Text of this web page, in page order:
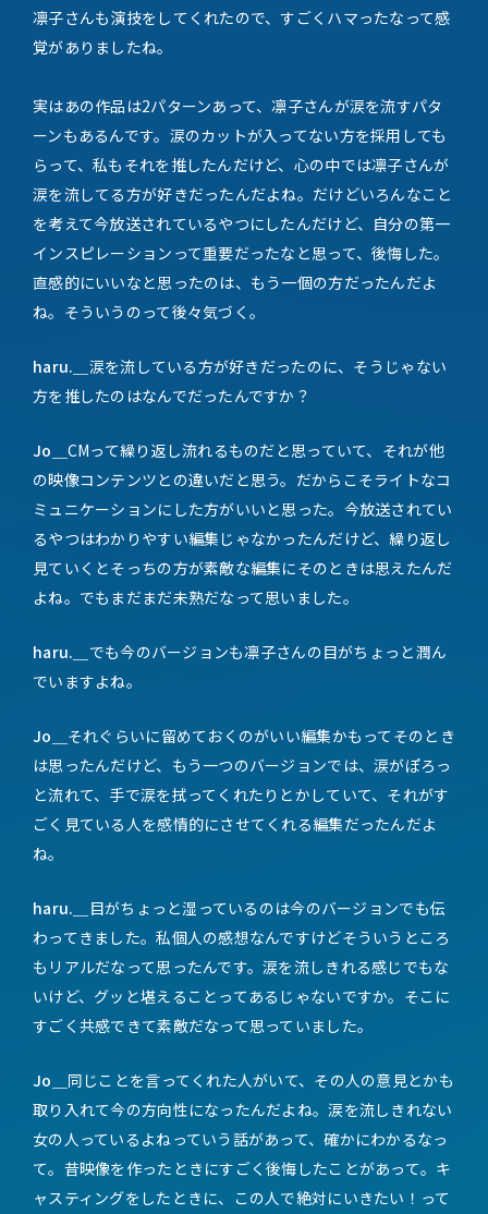
凛子さんも演技をしてくれたので、すごくハマったなって感
覚がありましたね。
実はあの作品は2パターンあって、凛子さんが涙を流すパタ
ーンもあるんです。涙のカットが入ってない方を採用しても
らって、私もそれを推したんだけど、心の中では凛子さんが
涙を流してる方が好きだったんだよね。だけどいろんなこと
を考えて今放送されているやつにしたんだけど、自分の第一
インスピレーションって重要だったなと思って、後悔した。
直感的にいいなと思ったのは、もう一個の方だったんだよ
ね。そういうのって後々気づく。
haru.＿ 涙を流している方が好きだったのに、そうじゃない
方を推したのはなんでだったんですか？
Jo＿ CMって繰り返し流れるものだと思っていて、それが他
の映像コンテンツとの違いだと思う。だからこそライトなコ
ミュニケーションにした方がいいと思った。今放送されてい
るやつはわかりやすい編集じゃなかったんだけど、繰り返し
見ていくとそっちの方が素敵な編集にそのときは思えたんだ
よね。でもまだまだ未熟だなって思いました。
haru.＿ でも今のバージョンも凛子さんの目がちょっと潤ん
でいますよね。
Jo＿ それぐらいに留めておくのがいい編集かもってそのとき
は思ったんだけど、もう一つのバージョンでは、涙がぽろっ
と流れて、手で涙を拭ってくれたりとかしていて、それがす
ごく見ている人を感情的にさせてくれる編集だったんだよ
ね。
haru.＿
目がちょっと湿っているのは今のバージョンでも伝
わってきました。私個人の感想なんですけどそういうところ
もリアルだなって思ったんです。涙を流しきれる感じでもな
いけど、グッと堪えることってあるじゃないですか。そこに
すごく共感できて素敵だなって思っていました。
Jo＿ 同じことを言ってくれた人がいて、その人の意見とかも
取り入れて今の方向性になったんだよね。涙を流しきれない
女の人っているよねっていう話があって、確かにわかるなっ
て。昔映像を作ったときにすごく後悔したことがあって。キ
ャスティングをしたときに、この人で絶対にいきたい！って